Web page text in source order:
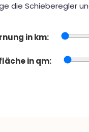
die Schieberegler
in km:
in qm: